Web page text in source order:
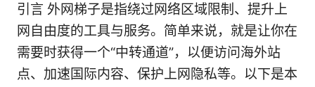
引言 外网梯子是指绕过网络区域限制、提升上
网自由度的工具与服务。简单来说，就是让你在
需要时获得一个“中转通道”，以便访问海外站
点、加速国际内容、保护上网隐私等。以下是本